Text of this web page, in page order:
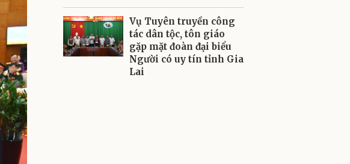
Vụ Tuyên truyền công
tác dân tộc, tôn giáo
gặp mặt đoàn đại biểu
Người có uy tín tỉnh Gia
Lai